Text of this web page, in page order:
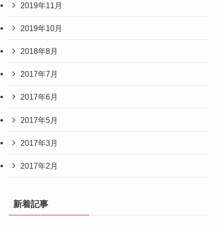
2019年11月
2019年10月
2018年8月
2017年7月
2017年6月
2017年5月
2017年3月
2017年2月
新着記事